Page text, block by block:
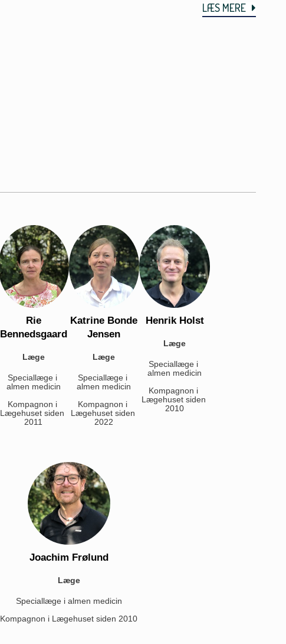
LÆS MERE
Rie
Bennedsgaard
Læge
Speciallæge i
almen medicin
Kompagnon i
Lægehuset siden
2011
Katrine Bonde
Jensen
Læge
Speciallæge i
almen medicin
Kompagnon i
Lægehuset siden
2022
Henrik Holst
Læge
Speciallæge i
almen medicin
Kompagnon i
Lægehuset siden
2010
Joachim Frølund
Læge
Speciallæge i almen medicin
Kompagnon i Lægehuset siden 2010